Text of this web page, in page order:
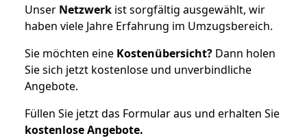
Unser Netzwerk ist sorgfältig ausgewählt, wir
haben viele Jahre Erfahrung im Umzugsbereich.
Sie möchten eine Kostenübersicht? Dann holen
Sie sich jetzt kostenlose und unverbindliche
Angebote.
Füllen Sie jetzt das Formular aus und erhalten Sie
kostenloseAngebote.